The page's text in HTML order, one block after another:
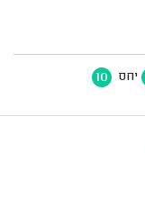
יחס 10